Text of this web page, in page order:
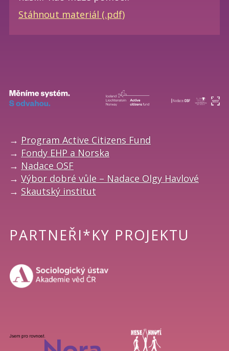
Stáhnout materiál (.pdf)
→ Program Active Citizens Fund
→ Fondy EHP a Norska
→ Nadace OSF
→ Výbor dobré vůle – Nadace Olgy Havlové
→ Skautský institut
PARTNEŘI*KY PROJEKTU